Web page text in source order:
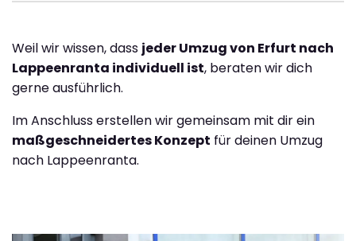
Weil wir wissen, dass jeder Umzug von Erfurt nach
Lappeenranta individuell ist, beraten wir dich
gerne ausführlich.
Im Anschluss erstellen wir gemeinsam mit dir ein
maßgeschneidertes Konzept für deinen Umzug
nach Lappeenranta.